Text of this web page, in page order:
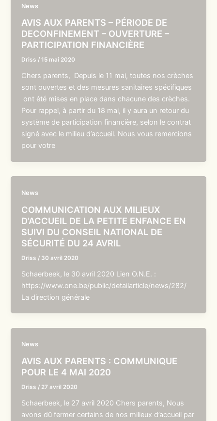
News
AVIS AUX PARENTS – PÉRIODE DE
DECONFINEMENT – OUVERTURE –
PARTICIPATION FINANCIÈRE
Driss /15 mai 2020
Chers parents, Depuis le 11 mai, toutes nos crèches
sont ouvertes et des mesures sanitaires spécifiques
ont été mises en place dans chacune des crèches.
Pour rappel, à partir du 18 mai, il y aura un retour du
système de participation financière, selon le contrat
signé avec le milieu d’accueil. Nous vous remercions
pour votre
News
COMMUNICATION AUX MILIEUX
D’ACCUEIL DE LA PETITE ENFANCE EN
SUIVI DU CONSEIL NATIONAL DE
SÉCURITÉ DU 24 AVRIL
Driss / 30 avril 2020
Schaerbeek, le 30 avril 2020 Lien O.N.E. :
https://www.one.be/public/detailarticle/news/282/
La direction générale
News
AVIS AUX PARENTS : COMMUNIQUE
POUR LE 4 MAI 2020
Driss / 27 avril 2020
Schaerbeek, le 27 avril 2020 Chers parents, Nous
avons dû fermer certains de nos milieux d’accueil par